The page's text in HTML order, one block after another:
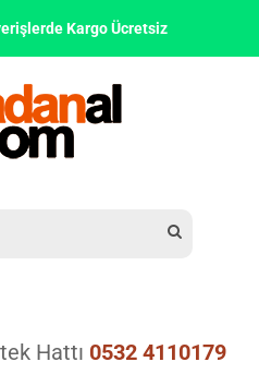
Kargo Ücretsiz
Hattı 0532 4110179